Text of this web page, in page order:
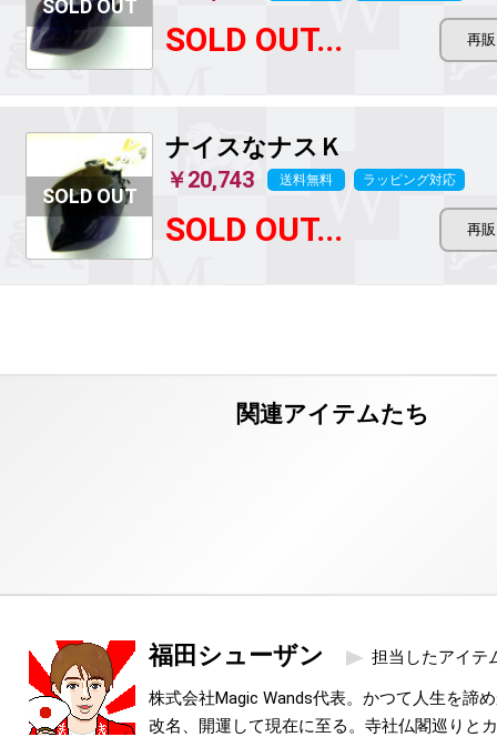
SOLD OUT...
ナイスなナスＫ
￥20,743 送料無料 ラッピング対応
SOLD OUT...
福田シューザン 担当したアイテ
株式会社Magic Wands代表。かつて人生を諦
改名、開運して現在に至る。寺社仏閣巡りと